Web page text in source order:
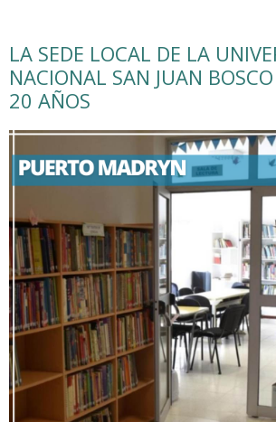
LA SEDE LOCAL DE LA
NACIONAL SAN JUAN BOSCO
20 AÑOS